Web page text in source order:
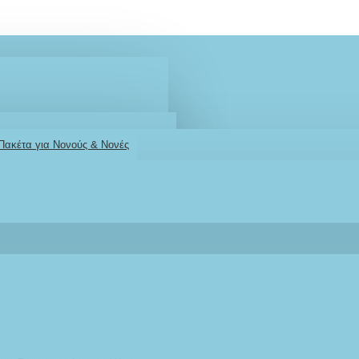
για Νονούς & Νονές